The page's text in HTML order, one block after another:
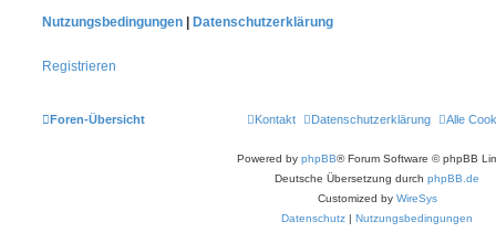
Nutzungsbedingungen | Datenschutzerklärung
Registrieren
Foren-Übersicht Alle
Datenschutzerklärung
Kontakt
Powered by phpBB® Forum Software © phpBB
Deutsche Übersetzung durch phpBB.de
Customized by WireSys
Datenschutz | Nutzungsbedingungen